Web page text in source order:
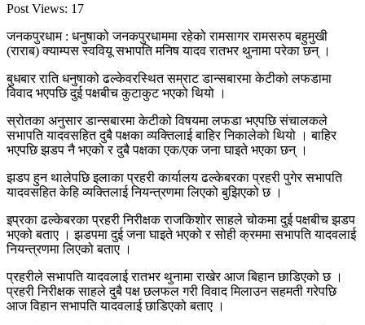
Post Views: 17
जनकपुरधाम : धनुषाको जनकपुरधाममा रहेको रामसागर रामसरुप बहुमुखी
(राराब) क्याम्पस स्ववियू सभापति मनिष यादव रातभर थुनामा परेका छन् ।
बुधबार राति धनुषाको ढल्केवरस्थित सम्राट डान्सबारमा केटीको लफडामा
विवाद भएपछि दुई पक्षबीच कुटाकुट भएको थियो ।
स्रोतका अनुसार डान्सबारमा केटीको विषयमा लफडा भएपछि संचालकले
सभापति यादवसहित दुबै पक्षका व्यक्तिलाई बाहिर निकालेको थियो । बाहिर
भएपछि झडप नै भएको र दुबै पक्षका एक/एक जना घाइते भएका छन् ।
झडप हुन थालेपछि इलाका प्रहरी कार्यालय ढल्केबरका प्रहरी पुगेर सभापति
यादवसहित केहि व्यक्तिलाई नियन्त्रणमा लिएको बुझिएको छ ।
इप्रका ढल्केबरका प्रहरी निरीक्षक राजकिशोर साहले चोकमा दुई पक्षबीच झडप
भएको बताए । झडपमा दुई जना घाइते भएको र सोही क्रममा सभापति यादवलाई
नियन्त्रणमा लिएको बताए ।
प्रहरीले सभापति यादवलाई रातभर थुनामा राखेर आज बिहान छाडिएको छ ।
प्रहरी निरीक्षक साहले दुबै पक्ष छलफल गरी विवाद मिलाउन सहमती गरेपछि
आज विहान सभापति यादवलाई छाडिएको बताए ।